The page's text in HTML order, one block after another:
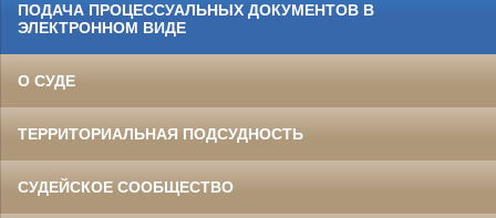
ПОДАЧА ПРОЦЕССУАЛЬНЫХ ДОКУМЕНТОВ В
ЭЛЕКТРОННОМ ВИДЕ
О СУДЕ
ТЕРРИТОРИАЛЬНАЯ ПОДСУДНОСТЬ
СУДЕЙСКОЕ СООБЩЕСТВО